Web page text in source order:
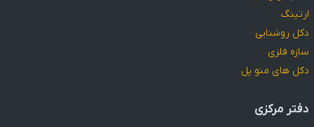
ارتینگ
دکل روشنایی
سازه فلزی
دکل های منو پل
دفتر مرکزی